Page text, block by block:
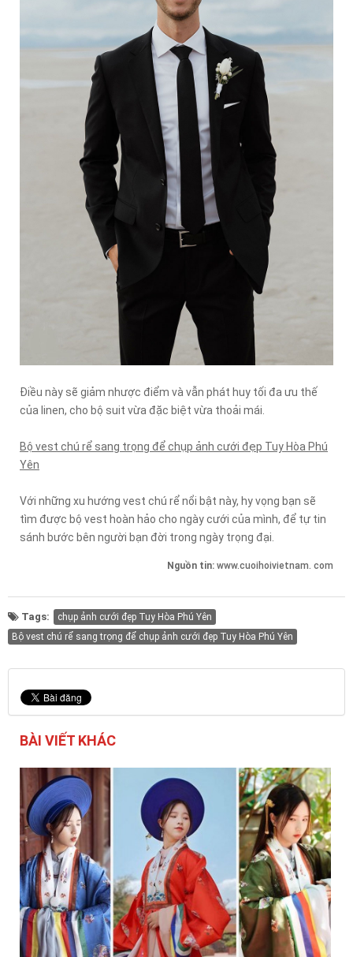
Điều này sẽ giảm nhược điểm và vẫn phát huy tối đa ưu thế
của linen, cho bộ suit vừa đặc biệt vừa thoải mái.
Bộ vest chú rể sang trọng để chụp ảnh cưới đẹp Tuy Hòa Phú
Yên
Với những xu hướng vest chú rể nổi bật này, hy vọng bạn sẽ
tìm được bộ vest hoàn hảo cho ngày cưới của mình, để tự tin
sánh bước bên người bạn đời trong ngày trọng đại.
Nguồn tin: www.cuoihoivietnam. com
Tags:
chụp ảnh cưới đẹp Tuy Hòa Phú Yên
Bộ vest chú rể sang trọng để chụp ảnh cưới đẹp Tuy Hòa Phú Yên
BÀI VIẾT KHÁC